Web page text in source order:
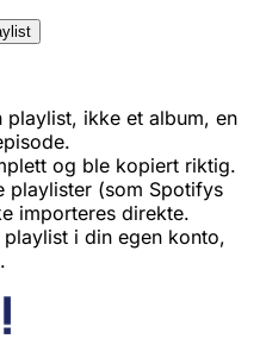
playlist, ikke et album, en
og ble kopiert riktig.
playlister (som Spotifys
importeres direkte.
i din egen konto,